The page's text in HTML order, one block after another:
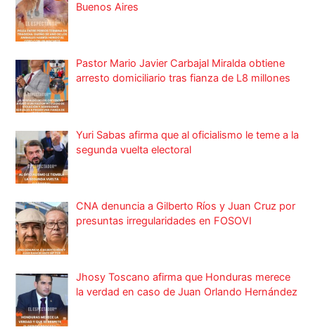
Buenos Aires
Pastor Mario Javier Carbajal Miralda obtiene
arresto domiciliario tras fianza de L8 millones
Yuri Sabas afirma que al oficialismo le teme a la
segunda vuelta electoral
CNA denuncia a Gilberto Ríos y Juan Cruz por
presuntas irregularidades en FOSOVI
Jhosy Toscano afirma que Honduras merece
la verdad en caso de Juan Orlando Hernández